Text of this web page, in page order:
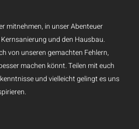
mitnehmen, in unser Abenteuer
und den Hausbau.
von unseren gemachten Fehlern,
machen könnt. Teilen mit euch
und vielleicht gelingt es uns